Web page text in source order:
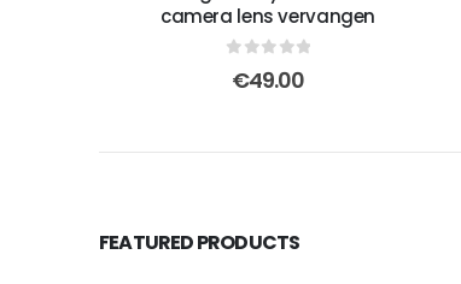
camera lens vervangen
out of 5
€49.00
FEATURED PRODUCTS